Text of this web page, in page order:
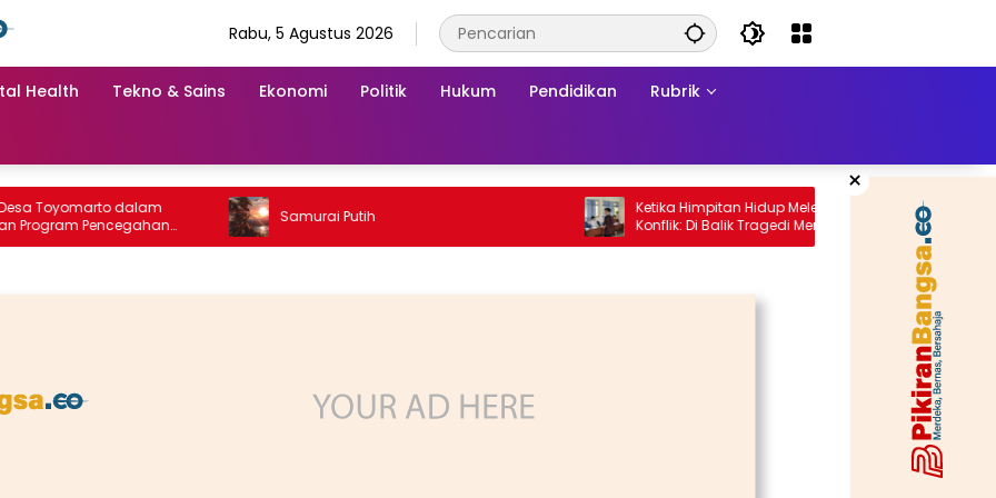
Rabu, 5 Agustus 2026
Health Tekno & Sains Ekonomi Politik Hukum Pendidikan Rubrik
×
dalam
Pencegahan
Stunting Desa
Samurai Putih
Ketika Himpitan Hidup Meledak Jadi Api
Konflik: Di Balik Tragedi Menteng-
Matraman Hingga Maling Ayam di Bali